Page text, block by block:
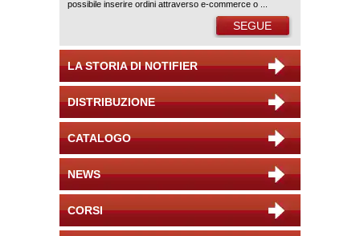
possibile inserire ordini attraverso e-commerce o ...
SEGUE
LA STORIA DI NOTIFIER
DISTRIBUZIONE
CATALOGO
NEWS
CORSI